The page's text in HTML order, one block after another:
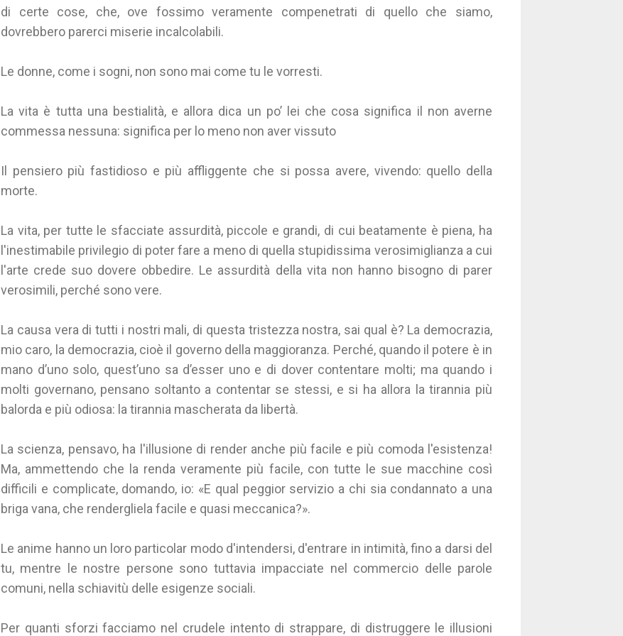
di certe cose, che, ove fossimo veramente compenetrati di quello che siamo,
dovrebbero parerci miserie incalcolabili.
Le donne, come i sogni, non sono mai come tu le vorresti.
La vita è tutta una bestialità, e allora dica un po’ lei che cosa significa il non averne
commessa nessuna: significa per lo meno non aver vissuto
Il pensiero più fastidioso e più affliggente che si possa avere, vivendo: quello della
morte.
La vita, per tutte le sfacciate assurdità, piccole e grandi, di cui beatamente è piena, ha
l'inestimabile privilegio di poter fare a meno di quella stupidissima verosimiglianza a cui
l'arte crede suo dovere obbedire. Le assurdità della vita non hanno bisogno di parer
verosimili, perché sono vere.
La causa vera di tutti i nostri mali, di questa tristezza nostra, sai qual è? La democrazia,
mio caro, la democrazia, cioè il governo della maggioranza. Perché, quando il potere è in
mano d’uno solo, quest’uno sa d’esser uno e di dover contentare molti; ma quando i
molti governano, pensano soltanto a contentar se stessi, e si ha allora la tirannia più
balorda e più odiosa: la tirannia mascherata da libertà.
La scienza, pensavo, ha l'illusione di render anche più facile e più comoda l'esistenza!
Ma, ammettendo che la renda veramente più facile, con tutte le sue macchine così
difficili e complicate, domando, io: «E qual peggior servizio a chi sia condannato a una
briga vana, che rendergliela facile e quasi meccanica?».
Le anime hanno un loro particolar modo d'intendersi, d'entrare in intimità, fino a darsi del
tu, mentre le nostre persone sono tuttavia impacciate nel commercio delle parole
comuni, nella schiavitù delle esigenze sociali.
Per quanti sforzi facciamo nel crudele intento di strappare, di distruggere le illusioni